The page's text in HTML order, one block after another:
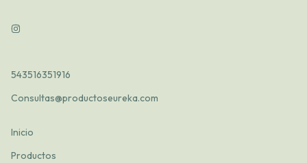
543516351916
Consultas@productoseureka.com
Inicio
Productos